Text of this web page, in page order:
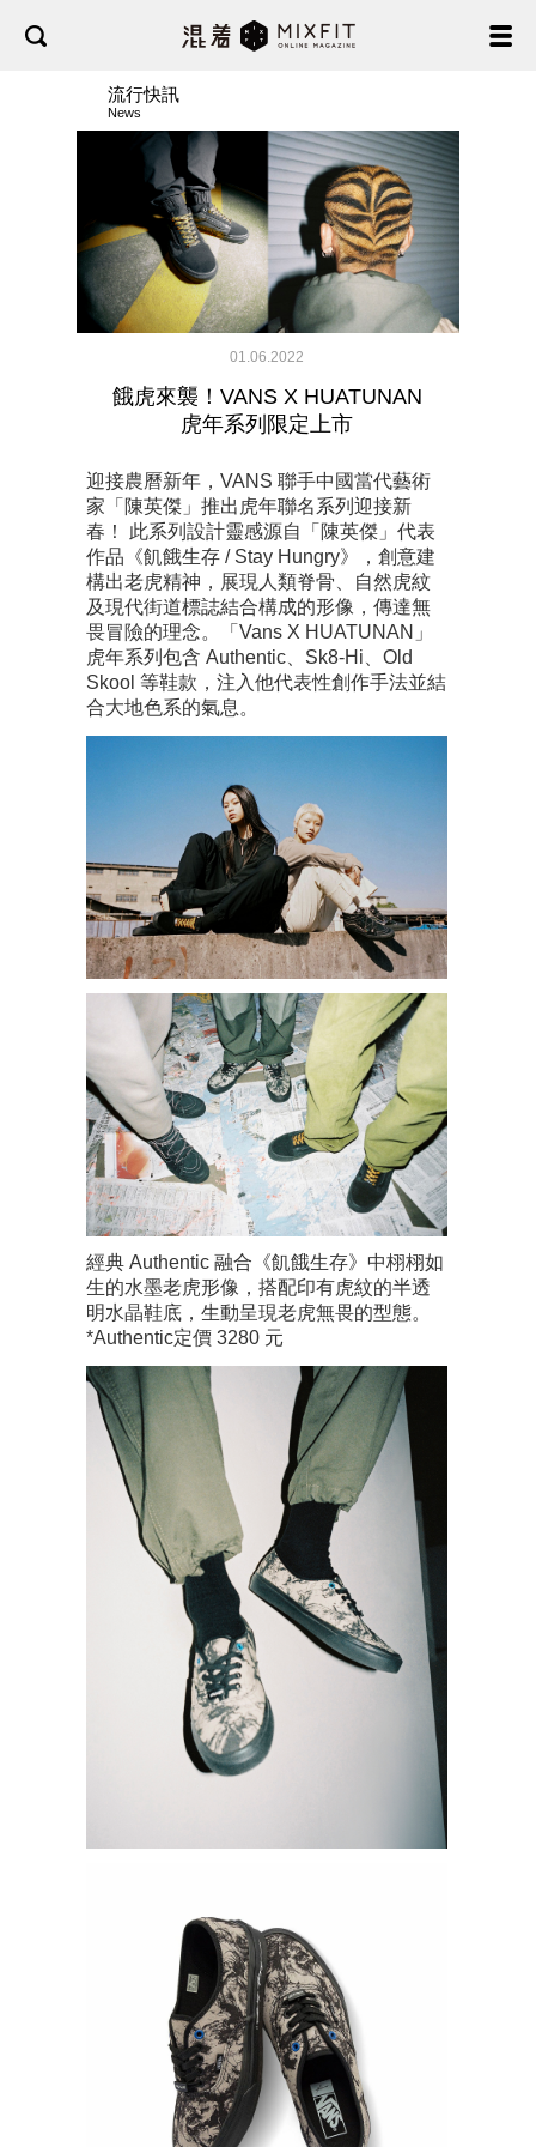
流行快訊
News
01.06.2022
餓虎來襲！VANS X HUATUNAN
虎年系列限定上市
迎接農曆新年，VANS 聯手中國當代藝術
家「陳英傑」推出虎年聯名系列迎接新
春！ 此系列設計靈感源自「陳英傑」代表
作品《飢餓生存 / Stay Hungry》，創意建
構出老虎精神，展現人類脊骨、自然虎紋
及現代街道標誌結合構成的形像，傳達無
畏冒險的理念。「Vans X HUATUNAN」
虎年系列包含 Authentic、Sk8-Hi、Old
Skool 等鞋款，注入他代表性創作手法並結
合大地色系的氣息。
經典 Authentic 融合《飢餓生存》中栩栩如
生的水墨老虎形像，搭配印有虎紋的半透
明水晶鞋底，生動呈現老虎無畏的型態。
*Authentic定價 3280 元